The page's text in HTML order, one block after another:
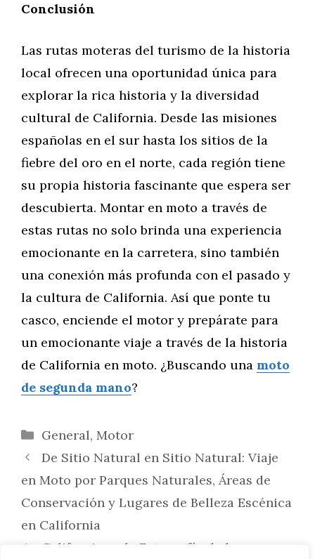
Conclusión
Las rutas moteras del turismo de la historia
local ofrecen una oportunidad única para
explorar la rica historia y la diversidad
cultural de California. Desde las misiones
españolas en el sur hasta los sitios de la
fiebre del oro en el norte, cada región tiene
su propia historia fascinante que espera ser
descubierta. Montar en moto a través de
estas rutas no solo brinda una experiencia
emocionante en la carretera, sino también
una conexión más profunda con el pasado y
la cultura de California. Así que ponte tu
casco, enciende el motor y prepárate para
un emocionante viaje a través de la historia
de California en moto. ¿Buscando una moto
de segunda mano?
Categorías
General, Motor
De Sitio Natural en Sitio Natural: Viaje
en Moto por Parques Naturales, Áreas de
Conservación y Lugares de Belleza Escénica
en California
California en la Fotografía de la